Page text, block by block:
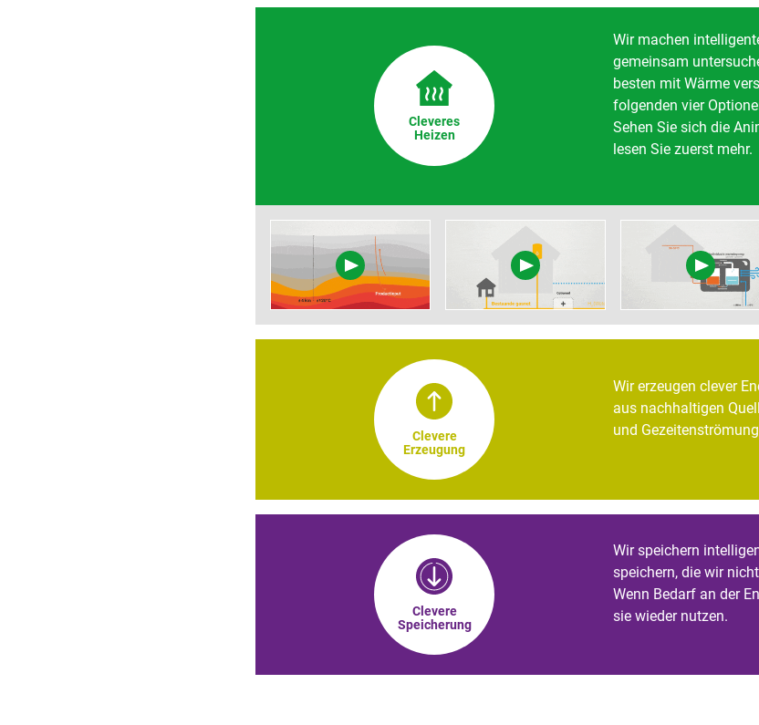
Cleveres
Heizen
Wir machen
gemeinsam
besten mit Wärme
folgenden vier
Sehen Sie sich die
lesen Sie zuerst mehr.
Clevere
Erzeugung
Wir erzeugen clever
aus nachhaltigen
und
Clevere
Speicherung
Wir speichern
speichern, die wir
Wenn Bedarf an der
sie wieder nutzen.